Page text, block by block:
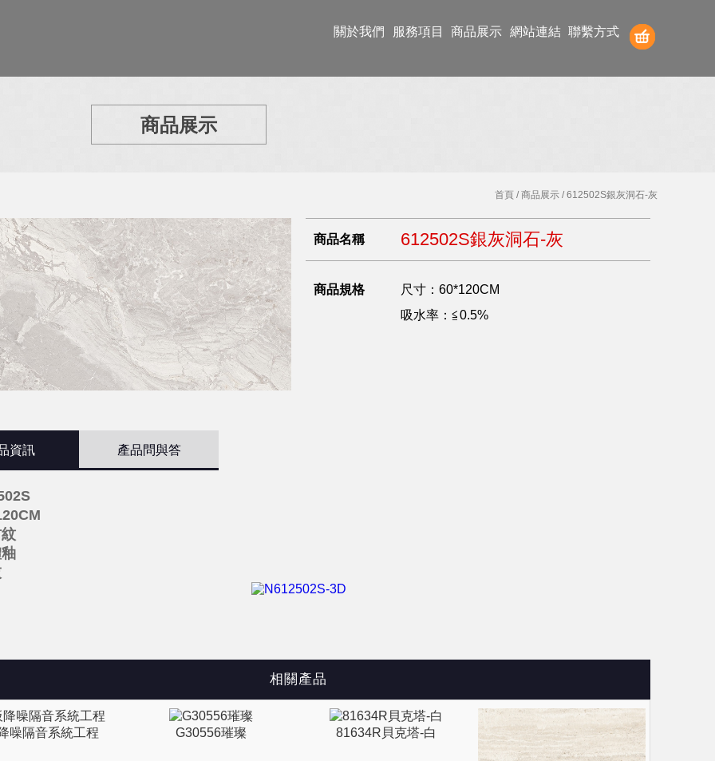
關於我們 服務項目 商品展示 網站連結 聯繫方式
商品展示
首頁 /商品展示 / 612502S銀灰洞石-灰
商品名稱 612502S銀灰洞石-灰
商品規格
尺寸：60*120CM
吸水率：≦0.5%
資訊 產品問與答
相關產品
噪隔音系統工程 G30556璀璨 81634R貝克塔-白